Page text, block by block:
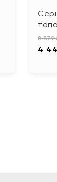
8 879
4